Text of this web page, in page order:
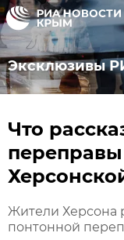
Эксклюзивы
Что
Жители Херсона
понтонной